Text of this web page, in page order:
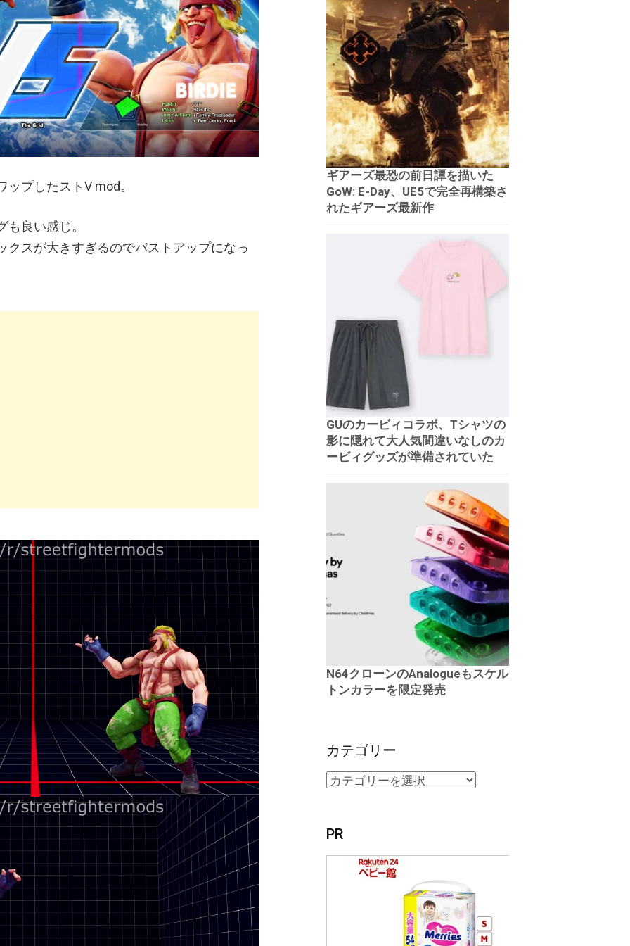
プしたストV mod。
良い感じ。
クスが大きすぎるのでバストアップになっ
ギアーズ最恐の前日譚を描いた
GoW: E-Day、UE5で完全再構築さ
れたギアーズ最新作
GUのカービィコラボ、Tシャツの
影に隠れて大人気間違いなしのカ
ービィグッズが準備されていた
N64クローンのAnalogueもスケル
トンカラーを限定発売
カテゴリー
PR